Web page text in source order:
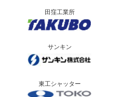
田窪工業所
サンキン
東工シャッター